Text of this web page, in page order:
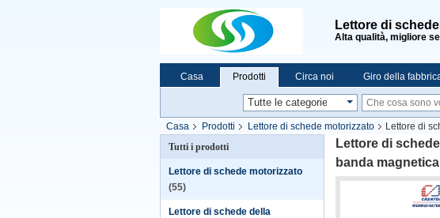
Lettore di
Alta qualità, migliore
Casa Prodotti Circa noi Giro della
Casa Prodotti Lettore di schede motorizzato
Lettore di
Tutti i prodotti
Lettore di schede motorizzato
(55)
Lettore di schede della
Lettore di
banda magnetica